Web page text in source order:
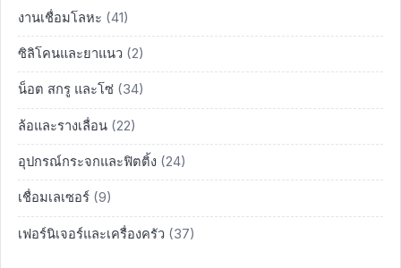
งานเชื่อมโลหะ (41)
ซิลิโคนและยาแนว (2)
น็อต สกรู และโซ่ (34)
ล้อและรางเลื่อน (22)
อุปกรณ์กระจกและฟิตติ้ง (24)
เชื่อมเลเซอร์ (9)
เฟอร์นิเจอร์และเครื่องครัว (37)